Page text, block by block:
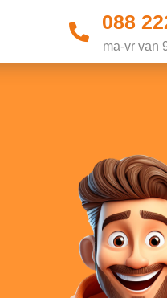
088
ma-vr van